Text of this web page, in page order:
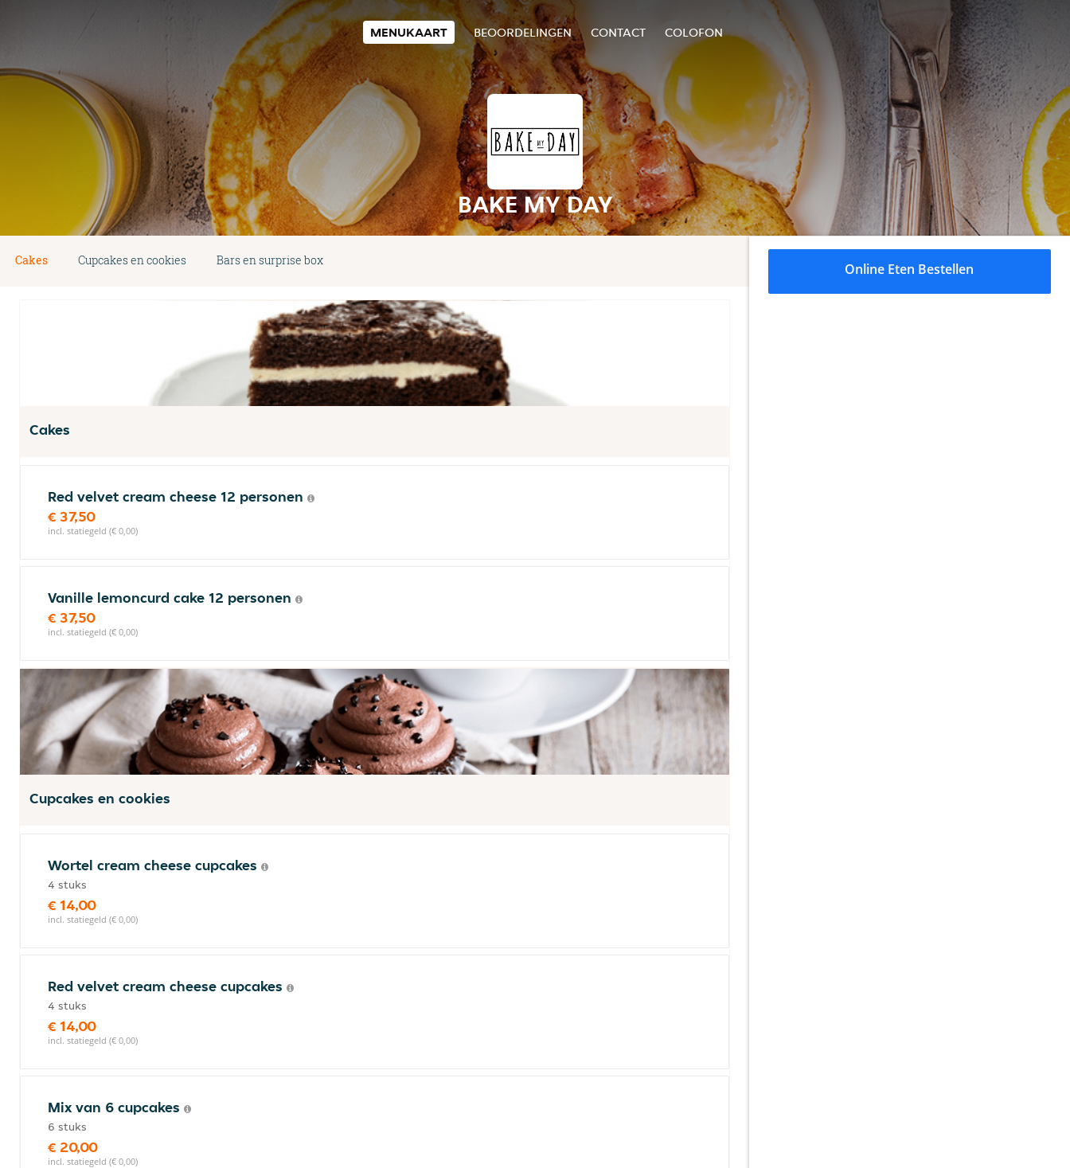
MENUKAART BEOORDELINGEN CONTACT COLOFON
BAKE MY DAY
Cakes Cupcakes en cookies Bars en surprise box
Cakes
Red velvet cream cheese 12 personen
€ 37,50
incl. statiegeld (€ 0,00)
Vanille lemoncurd cake 12 personen
€ 37,50
incl. statiegeld (€ 0,00)
Cupcakes en cookies
Wortel cream cheese cupcakes
4 stuks
€ 14,00
incl. statiegeld (€ 0,00)
Red velvet cream cheese cupcakes
4 stuks
€ 14,00
incl. statiegeld (€ 0,00)
Mix van 6 cupcakes
6 stuks
€ 20,00
incl. statiegeld (€ 0,00)
Online Eten Bestellen